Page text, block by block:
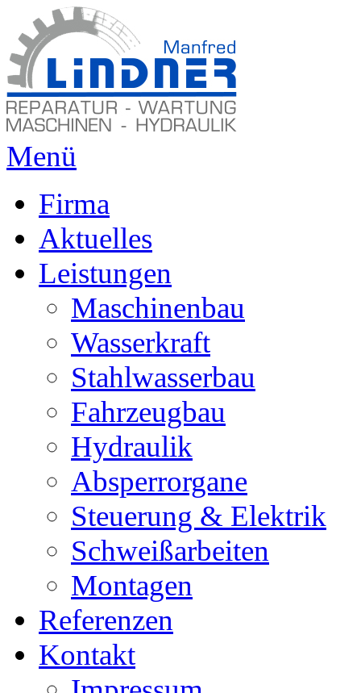
Menü
Firma
Aktuelles
Leistungen
Maschinenbau
Wasserkraft
Stahlwasserbau
Fahrzeugbau
Hydraulik
Absperrorgane
Steuerung & Elektrik
Schweißarbeiten
Montagen
Referenzen
Kontakt